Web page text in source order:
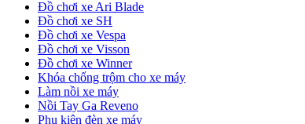
Đồ chơi xe Ari Blade
Đồ chơi xe SH
Đồ chơi xe Vespa
Đồ chơi xe Visson
Đồ chơi xe Winner
Khóa chống trộm cho xe máy
Làm nồi xe máy
Nồi Tay Ga Reveno
Phụ kiện đèn xe máy